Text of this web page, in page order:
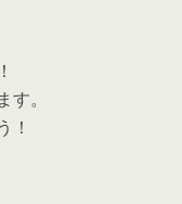
。
！